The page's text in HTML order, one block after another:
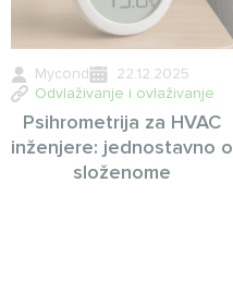
Mycond
22.12.2025
Odvlaživanje i ovlaživanje
Psihrometrija za HVAC
inženjere: jednostavno o
složenome